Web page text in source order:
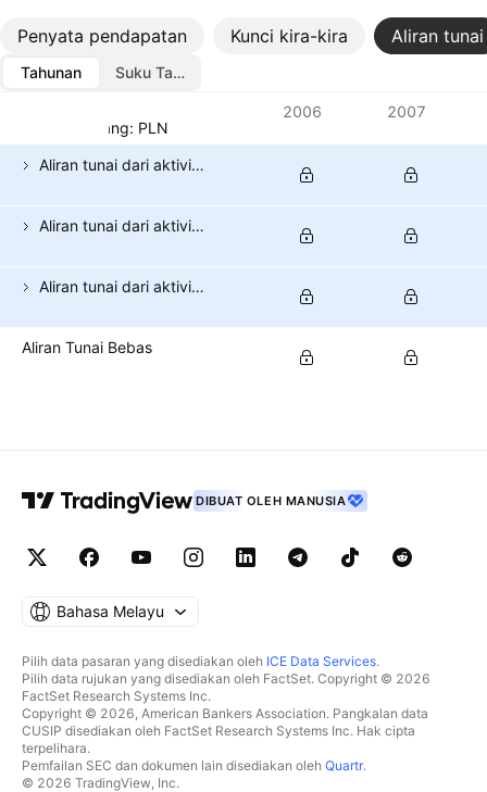
Penyata pendapatan Kunci kira-kira Aliran tunai
Tahunan
Suku Tahunan
Mata wang: PLN
2006 2007
Aliran tunai dari aktiviti pengoperasian
Aliran tunai dari aktiviti pelaburan
Aliran tunai dari aktiviti pembiayaan
Aliran Tunai Bebas
DIBUAT OLEH MANUSIA
Bahasa Melayu
Pilih data pasaran yang disediakan oleh ICE Data Services.
Pilih data rujukan yang disediakan oleh FactSet. Copyright © 2026
FactSet Research Systems Inc.
Copyright © 2026, American Bankers Association. Pangkalan data
CUSIP disediakan oleh FactSet Research Systems Inc. Hak cipta
terpelihara.
Pemfailan SEC dan dokumen lain disediakan oleh Quartr.
© 2026 TradingView, Inc.